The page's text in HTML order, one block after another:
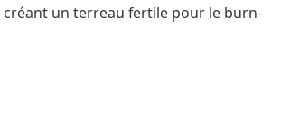
créant un terreau fertile pour le burn-